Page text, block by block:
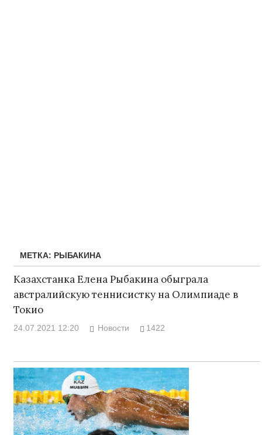
МЕТКА: РЫБАКИНА
Казахстанка Елена Рыбакина обыграла
австралийскую теннисистку на Олимпиаде в
Токио
24.07.2021 12:20 Новости 1422